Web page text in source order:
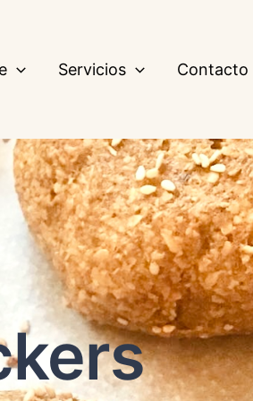
Servicios Contacto